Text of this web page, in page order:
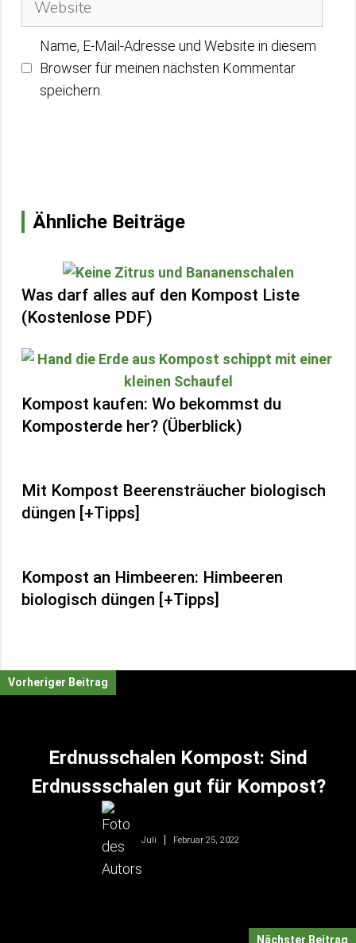
Name, E-Mail-Adresse und Website in diesem
Browser für meinen nächsten Kommentar
speichern.
Ähnliche Beiträge
Was darf alles auf den Kompost Liste
(Kostenlose PDF)
Kompost kaufen: Wo bekommst du
Komposterde her? (Überblick)
Mit Kompost Beerensträucher biologisch
düngen [+Tipps]
Kompost an Himbeeren: Himbeeren
biologisch düngen [+Tipps]
Vorheriger Beitrag
Erdnusschalen Kompost: Sind
Erdnussschalen gut für Kompost?
Juli Februar 25, 2022
Nächster Beitrag